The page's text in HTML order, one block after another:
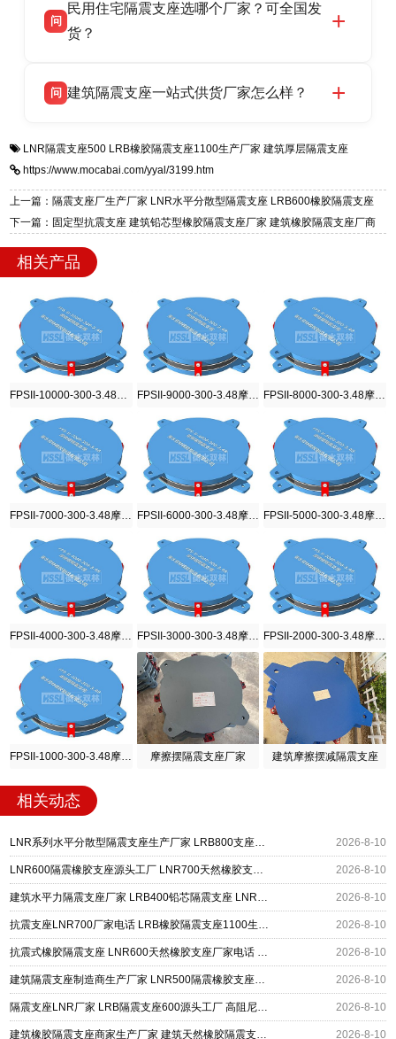
货，厂家电话：13323182312，地址迎宾大街 9
号北方工业基地。
高新区北方工业基地迎宾大街 9 号，是专业隔震
支座源头工厂，生产 LRB 铅芯、LNR 天然、
问
民用住宅隔震支座选哪个厂家？可全国发
货？
适用于民用住宅隔震工程，实体工厂现货充足，
震支座，电话：13323182312，地址：衡水高新
区迎宾大街 9 号。
问 建筑隔震支座一站式供货厂家怎么样？
一站式供货厂家，拥有多年行业生产经验，国标
标准生产 LRB/LNR/HDR/FPS 全系列支座，资
质、检测报告完备，提供选型、深化、供货、安
装指导全套服务，厂址衡水高新区北方工业基地
LNR隔震支座500 LRB橡胶隔震支座1100生产厂家 建筑厚层隔震支座
https://www.mocabai.com/yyal/3199.htm
上一篇：隔震支座厂生产厂家 LNR水平分散型隔震支座 LRB600橡胶隔震支座
下一篇：固定型抗震支座 建筑铅芯型橡胶隔震支座厂家 建筑橡胶隔震支座厂商
相关产品
FPSII-9000-300-3.48摩擦摆隔震支座
FPSII-6000-300-3.48摩擦摆隔震支座
FPSII-3000-300-3.48摩擦摆隔震支座
摩擦摆隔震支座厂家 建筑摩擦摆减隔震支座
相关动态
LNR系列水平分散型隔震支座生产厂家 LRB800支座源头工厂 LNR1000橡胶支座源头工厂 2026-8-10
LNR600隔震橡胶支座源头工厂 LNR700天然橡胶支座什么价格 抗震隔震支座厂家 2026-8-10
建筑水平力隔震支座厂家 LRB400铅芯隔震支座 LNR支座 2026-8-10
抗震支座LNR700厂家电话 LRB橡胶隔震支座1100生产厂家 建筑抗震支座装置厂家 2026-8-10
抗震式橡胶隔震支座 LNR600天然橡胶支座厂家电话 建筑隔震支座HDR厂家 2026-8-10
建筑隔震支座制造商生产厂家 LNR500隔震橡胶支座源头工厂 LRB900-Ⅱ型隔震支座生产厂家 2026-8-10
隔震支座LNR厂家 LRB隔震支座600源头工厂 高阻尼建筑橡胶隔震支座源头工厂 2026-8-10
建筑橡胶隔震支座商家生产厂家 建筑天然橡胶隔震支座LNR生产厂家 建筑建筑隔震支座 2026-8-10